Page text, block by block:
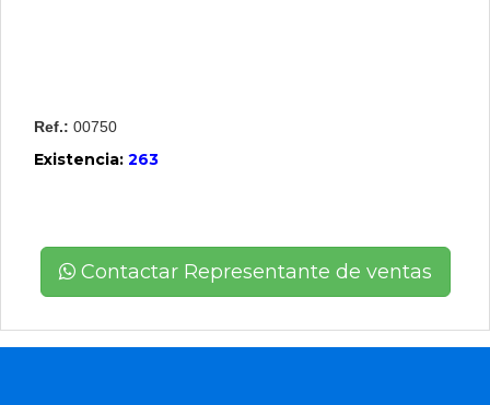
Ref.: 00750
Existencia: 263
Contactar Representante de ventas